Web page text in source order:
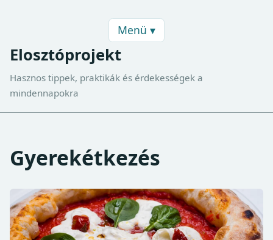
Menü ▾
Elosztóprojekt
Hasznos tippek, praktikák és érdekességek a
mindennapokra
Gyerekétkezés